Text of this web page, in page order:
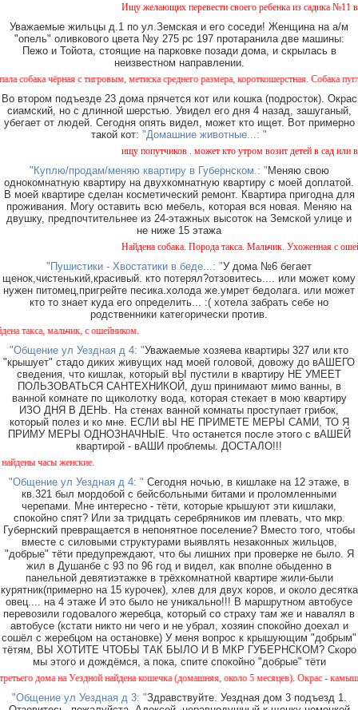
Ищу желающих перевести своего ребенка из садика №11 в
Уважаемые жильцы д.1 по ул.Земская и его соседи! Женщина на а/м
"опель" оливкового цвета №у 275 рс 197 протаранила две машины:
Пежо и Тойота, стоящие на парковке позади дома, и скрылась в
неизвестном направлении.
с тигровым, метиска среднего размера, короткошерстная. Собака пугливая, не
Во втором подъезде 23 дома прячется кот или кошка (подросток). Окрас
сиамский, но с длинной шерстью. Увидел его дня 4 назад, зашуганый,
убегает от людей. Сегодня опять видел, может кто ищет. Вот примерно
такой кот: "Домашние животные...: "
ищу попутчиков . может кто утром возит детей в сад или в
"Куплю/продам/меняю квартиру в Губернском.: " Меняю свою
однокомнатную квартиру на двухкомнатную квартиру с моей доплатой.
В моей квартире сделан косметический ремонт. Квартира пригодна для
проживания. Могу оставить всю мебель, которая вся новая. Меняю на
двушку, предпочтительнее из 24-этажных высоток на Земской улице и
не ниже 15 этажа
Найдена собака. Порода такса. Мальчик. Ухоженная с
"Пушистики - Хвостатики в беде...: "У дома №6 бегает
щенок,чистенький,красивый. кто потерял?отзовитесь.... или может кому
нужен питомец,пригрейте песика.холода же.умрет бедолага. или может
кто то знает куда его определить... :( хотела забрать себе но
родственники категорически против.
мальчик, с ошейником.
"Общение ул Уездная д 4: "Уважаемые хозяева квартиры 327 или кто
"крышует" стадо диких живущих над моей головой, довожу до вАШЕГО
сведения, что кишлак, который вЫ пустили в квартиру НЕ УМЕЕТ
ПОЛЬЗОВАТЬСЯ САНТЕХНИКОЙ, душ принимают мимо ванны, в
ванной комнате по щиколотку вода, которая стекает в мою квартиру
ИЗО ДНЯ В ДЕНЬ. На стенах ванной комнаты проступает грибок,
который полез и ко мне. ЕСЛИ вЫ НЕ ПРИМЕТЕ МЕРЫ САМИ, ТО Я
ПРИМУ МЕРЫ ОДНОЗНАЧНЫЕ. Что останется после этого с вАШЕЙ
квартирой - вАШИ проблемы. ДОСТАЛО!!!
женские.
"Общение ул Уездная д 4: " Сегодня ночью, в кишлаке на 12 этаже, в
кв.321 был мордобой с бейсбольными битами и проломленными
черепами. Мне интересно - тёти, которые крышуют эти кишлаки,
спокойно спят? Или за тридцать серебряников им плевать, что мкр.
Губернский превращается в непонятное поселение? Вместо того, чтобы
вместе с силовыми структурами выявлять незаконных жильцов,
"добрые" тёти предупреждают, что бы лишних при проверке не было. Я
жил в Душанбе с 93 по 96 год и видел, как вполне обыденно в
панельной девятиэтажке в трёхкомнатной квартире жили-были
курятник(примерно на 15 курочек), хлев для двух коров, и около десятка
овец.... на 4 этаже И это было не уникально!!! В маршрутном автобусе
перевозили годовалого жеребца, который со страху там же и навалял в
автобусе (кстати никто ни чего и не убрал, хозяин спокойно доехал и
сошёл с жеребцом на остановке) У меня вопрос к крышующим "добрым"
тётям, ВЫ ХОТИТЕ ЧТОБЫ ТАК БЫЛО И В МКР ГУБЕРНСКОМ? Скоро
мы этого и дождёмся, а пока, спите спокойно "добрые" тёти
на Уездной найдена кошечка (домашняя, около 5 месяцев). Окрас - камышовый,
"Общение ул Уездная д 3: "Здравствуйте. Уездная дом 3 подъезд 1.